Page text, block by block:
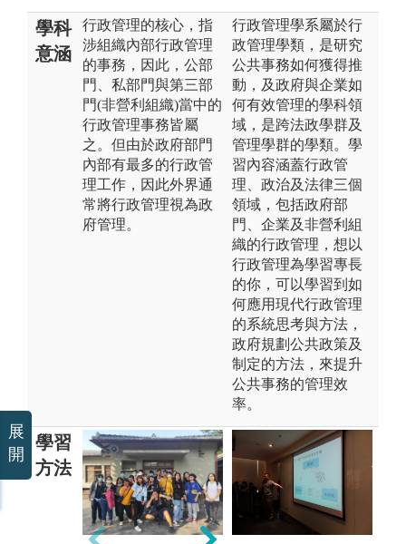
學科
意涵
行政管理的核心，指
涉組織內部行政管理
的事務，因此，公部
門、私部門與第三部
門(非營利組織)當中的
行政管理事務皆屬
之。但由於政府部門
內部有最多的行政管
理工作，因此外界通
常將行政管理視為政
府管理。
行政管理學系屬於行
政管理學類，是研究
公共事務如何獲得推
動，及政府與企業如
何有效管理的學科領
域，是跨法政學群及
管理學群的學類。學
習內容涵蓋行政管
理、政治及法律三個
領域，包括政府部
門、企業及非營利組
織的行政管理，想以
行政管理為學習專長
的你，可以學習到如
何應用現代行政管理
的系統思考與方法，
政府規劃公共政策及
制定的方法，來提升
公共事務的管理效
率。
學習
方法
展
開